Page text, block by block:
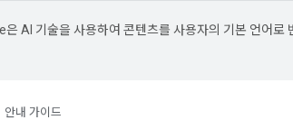
은 AI 기술을 사용하여 콘텐츠를 사용자의 기본 언어로
안내 가이드